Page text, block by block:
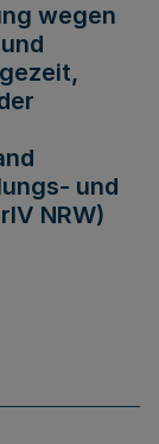
wegen
und
NRW)